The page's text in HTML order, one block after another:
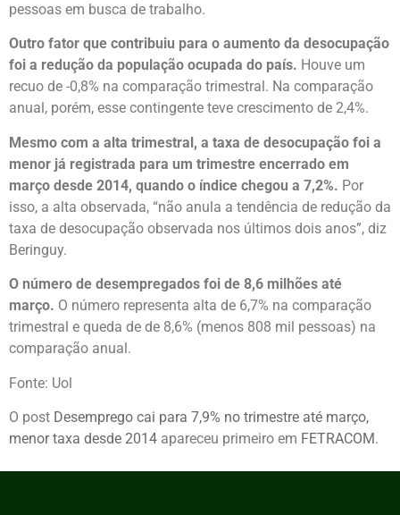
pessoas em busca de trabalho.
Outro fator que contribuiu para o aumento da desocupação
foi a redução da população ocupada do país. Houve um
recuo de -0,8% na comparação trimestral. Na comparação
anual, porém, esse contingente teve crescimento de 2,4%.
Mesmo com a alta trimestral, a taxa de desocupação foi a
menor já registrada para um trimestre encerrado em
março desde 2014, quando o índice chegou a 7,2%. Por
isso, a alta observada, “não anula a tendência de redução da
taxa de desocupação observada nos últimos dois anos”, diz
Beringuy.
O número de desempregados foi de 8,6 milhões até
março. O número representa alta de 6,7% na comparação
trimestral e queda de de 8,6% (menos 808 mil pessoas) na
comparação anual.
Fonte: Uol
O post Desemprego cai para 7,9% no trimestre até março,
menor taxa desde 2014 apareceu primeiro em FETRACOM.